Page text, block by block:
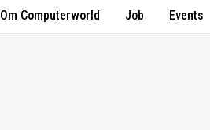
Om Computerworld Job Events